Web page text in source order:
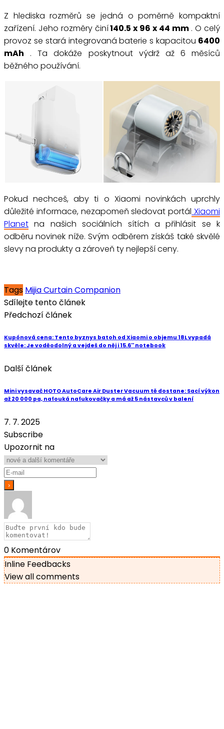
Z hlediska rozměrů se jedná o poměrně kompaktní
zařízení. Jeho rozměry činí140.5 x 96 x 44 mm. O celý
provoz se stará integrovaná baterie s kapacitou 6400
mAh . Ta dokáže poskytnout výdrž až 6 měsíců
běžného používání.
Pokud nechceš, aby ti o Xiaomi novinkách uprchly
důležité informace, nezapomeň sledovat portál Xiaomi
Planet na našich sociálních sítích a přihlásit se k
odběru novinek níže. Svým odběrem získáš také skvělé
slevy na produkty a zároveň ty nejlepší ceny.
Tags Mijia Curtain Companion
Sdílejte tento článek
Předchozí článek
Kupónová cena: Tento byznys batoh od Xiaomi o objemu 18L vypadá
skvěle: Je voděodolný a vejdeš do něj i 15.6'' notebook
Další článek
Mini vysavač HOTO AutoCare Air Duster Vacuum tě dostane: Sací výkon
až 20 000 pa, nafouká nafukovačky a má až 5 nástavců v balení
7. 7. 2025
Subscribe
Upozornit na
0 Komentárov
Inline Feedbacks
View all comments